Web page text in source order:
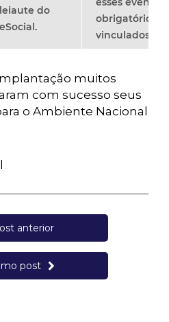
leiaute do
eSocial.
obrigatórios
vinculados ao
muitos
com sucesso seus
o Ambiente Nacional
anterior
post